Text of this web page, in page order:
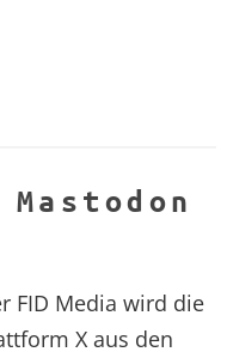
FID Media wird die
X aus den